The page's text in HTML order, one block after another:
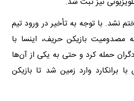
نشد. با توجه به تأخیر در ورود تیم
مصدومیت بازیکن حریف، اینسا با
حمله کرد و حتی به یکی از آن‌ها
وارد زمین شد تا بازیکن